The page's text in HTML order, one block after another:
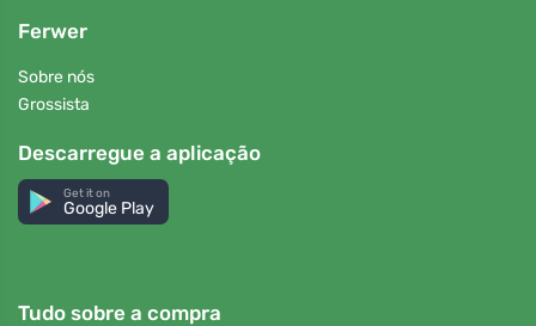
Ferwer
Sobre nós
Grossista
Descarregue a aplicação
Get it on
Google Play
Tudo sobre a compra